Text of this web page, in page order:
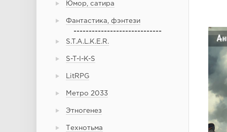
Юмор, сатира
Фантастика, фэнтези
-----------------------------
S.T.A.L.K.E.R.
S-T-I-K-S
LitRPG
Метро 2033
Этногенез
Технотьма